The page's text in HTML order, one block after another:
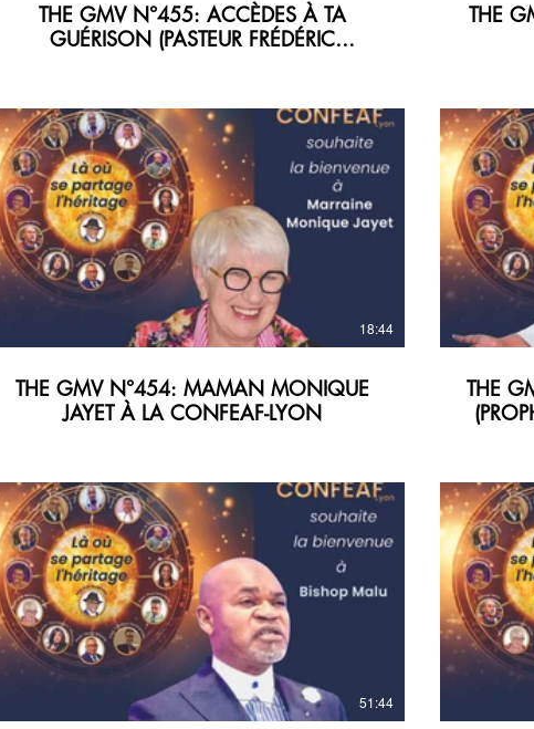
THE GMV N°455: ACCÈDES À TA
GUÉRISON (PASTEUR FRÉDÉRIC
THE
18:44
THE GMV N°454: MAMAN MONIQUE
JAYET À LA CONFEAF-LYON
THE
51:44